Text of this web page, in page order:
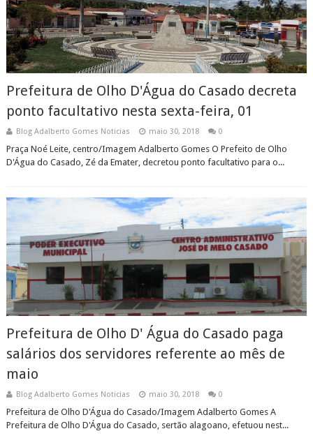
Prefeitura de Olho D'Água do Casado decreta
ponto facultativo nesta sexta-feira, 01
Blog Adalberto Gomes Noticias maio 30, 2018 0
Praça Noé Leite, centro/Imagem Adalberto Gomes O Prefeito de Olho
D'Água do Casado, Zé da Emater, decretou ponto facultativo para o...
Prefeitura de Olho D' Água do Casado paga
salários dos servidores referente ao mês de
maio
Blog Adalberto Gomes Noticias maio 30, 2018 0
Prefeitura de Olho D'Água do Casado/Imagem Adalberto Gomes A
Prefeitura de Olho D'Água do Casado, sertão alagoano, efetuou nest...